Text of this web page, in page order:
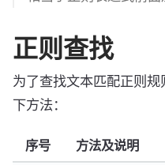
正则查找
为了查找文本匹配正则规
下方法：
序号 方法及说明